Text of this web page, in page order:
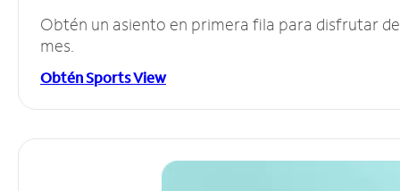
Obtén un asiento en primera fila para disfrutar
mes.
Obtén Sports View